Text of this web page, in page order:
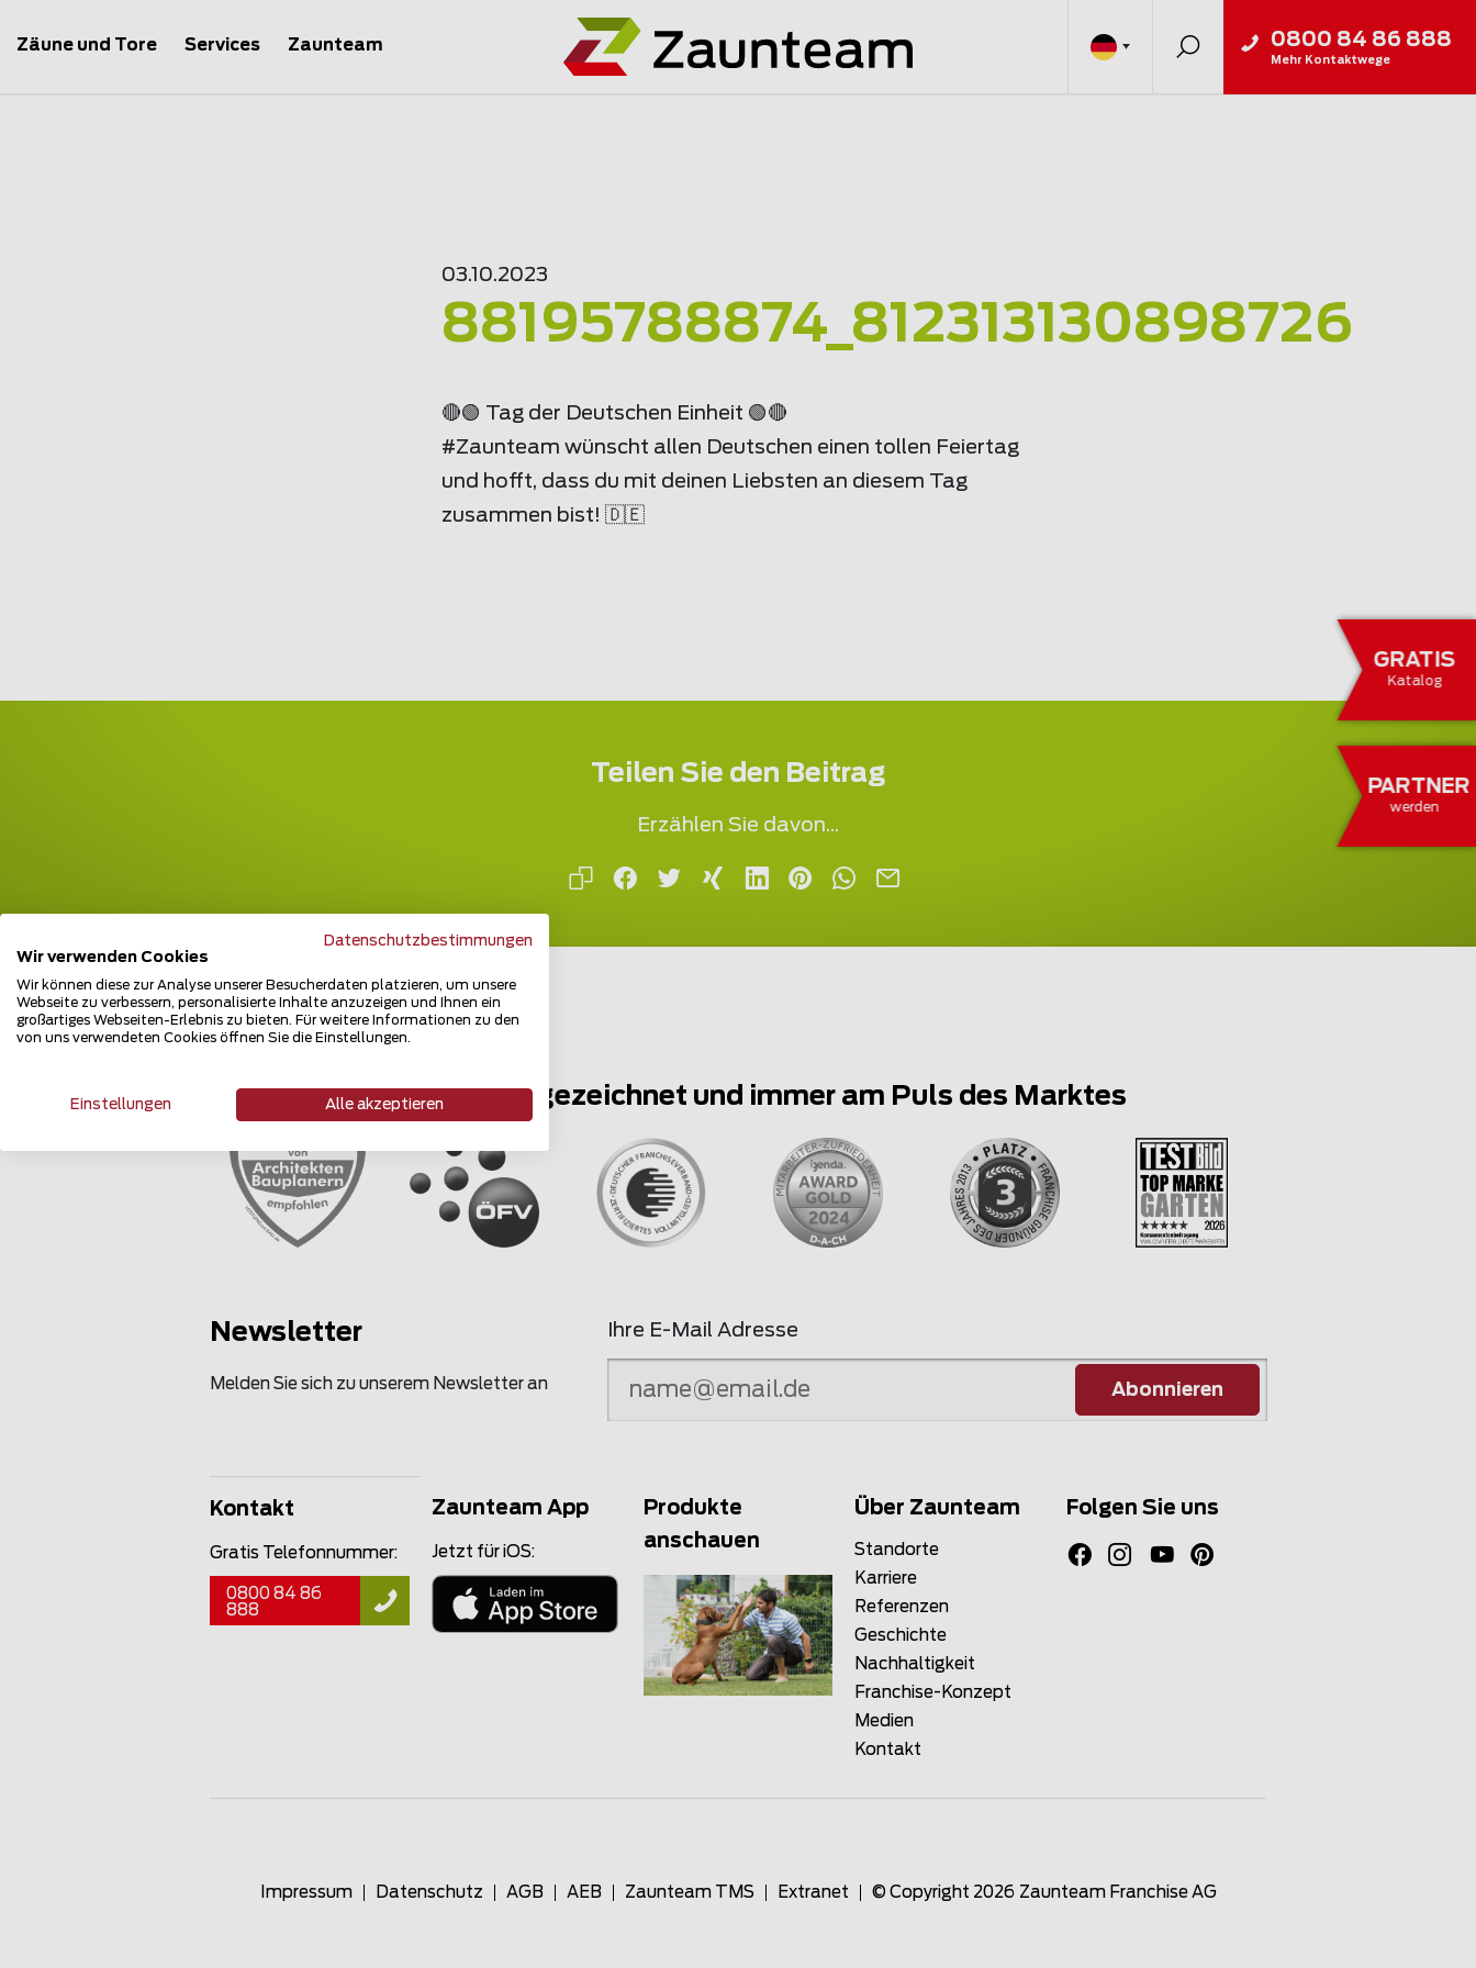
GRATIS
Katalog
PARTNER
werden
Zäune und Tore Services Zaunteam 0800 84 86 888
Mehr Kontaktwege
03.10.2023
88195788874_812313130898726
🔴🟢 Tag der Deutschen Einheit 🟢🔴
#Zaunteam wünscht allen Deutschen einen tollen Feiertag
und hofft, dass du mit deinen Liebsten an diesem Tag
zusammen bist! 🇩🇪
Teilen Sie den Beitrag
Erzählen Sie davon...
Mehrfach ausgezeichnet und immer am Puls des Marktes
Newsletter
Melden Sie sich zu unserem Newsletter an
Ihre E-Mail Adresse
Abonnieren
Kontakt
Gratis Telefonnummer:
0800 84 86
888
Zaunteam App
Jetzt für iOS:
Produkte
anschauen
Über Zaunteam
Standorte
Karriere
Referenzen
Geschichte
Nachhaltigkeit
Franchise-Konzept
Medien
Kontakt
Folgen Sie uns
Impressum Datenschutz AGB AEB Zaunteam TMS Extranet © Copyright 2026 Zaunteam Franchise AG
Datenschutzbestimmungen
Wir verwenden Cookies
Wir können diese zur Analyse unserer Besucherdaten platzieren, um unsere
Webseite zu verbessern, personalisierte Inhalte anzuzeigen und Ihnen ein
großartiges Webseiten-Erlebnis zu bieten. Für weitere Informationen zu den
von uns verwendeten Cookies öffnen Sie die Einstellungen.
Einstellungen Alle akzeptieren